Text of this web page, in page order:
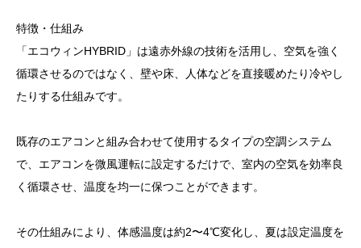
特徴・仕組み
「エコウィンHYBRID」は遠赤外線の技術を活用し、空気を強く
循環させるのではなく、壁や床、人体などを直接暖めたり冷やし
たりする仕組みです。
既存のエアコンと組み合わせて使用するタイプの空調システム
で、エアコンを微風運転に設定するだけで、室内の空気を効率良
く循環させ、温度を均一に保つことができます。
その仕組みにより、体感温度は約2〜4℃変化し、夏は設定温度を